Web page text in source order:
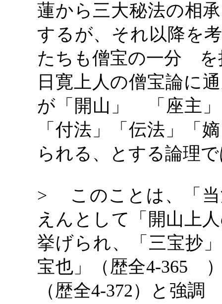
蓮から三大秘法の相
するが、それ以降を
たちも僧宝の一分 を
日寛上人の僧宝論に
が「開山」 「座主
「付法」「伝法」
られる、とする論理
> このことは、「当
えんとして「開山上
挙げられ、「三宝抄
宝也」（歴全4-365
（歴全4-372）と強